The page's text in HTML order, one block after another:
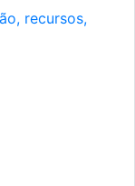
recursos,